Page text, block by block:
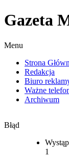
Gazeta
Menu
Strona
Redakcja
Biuro
Ważne
Archiwum
Błąd
1